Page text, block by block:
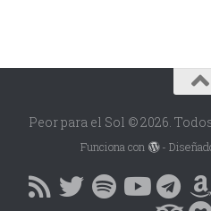
Peor para el Sol © 2026.
Funciona con -